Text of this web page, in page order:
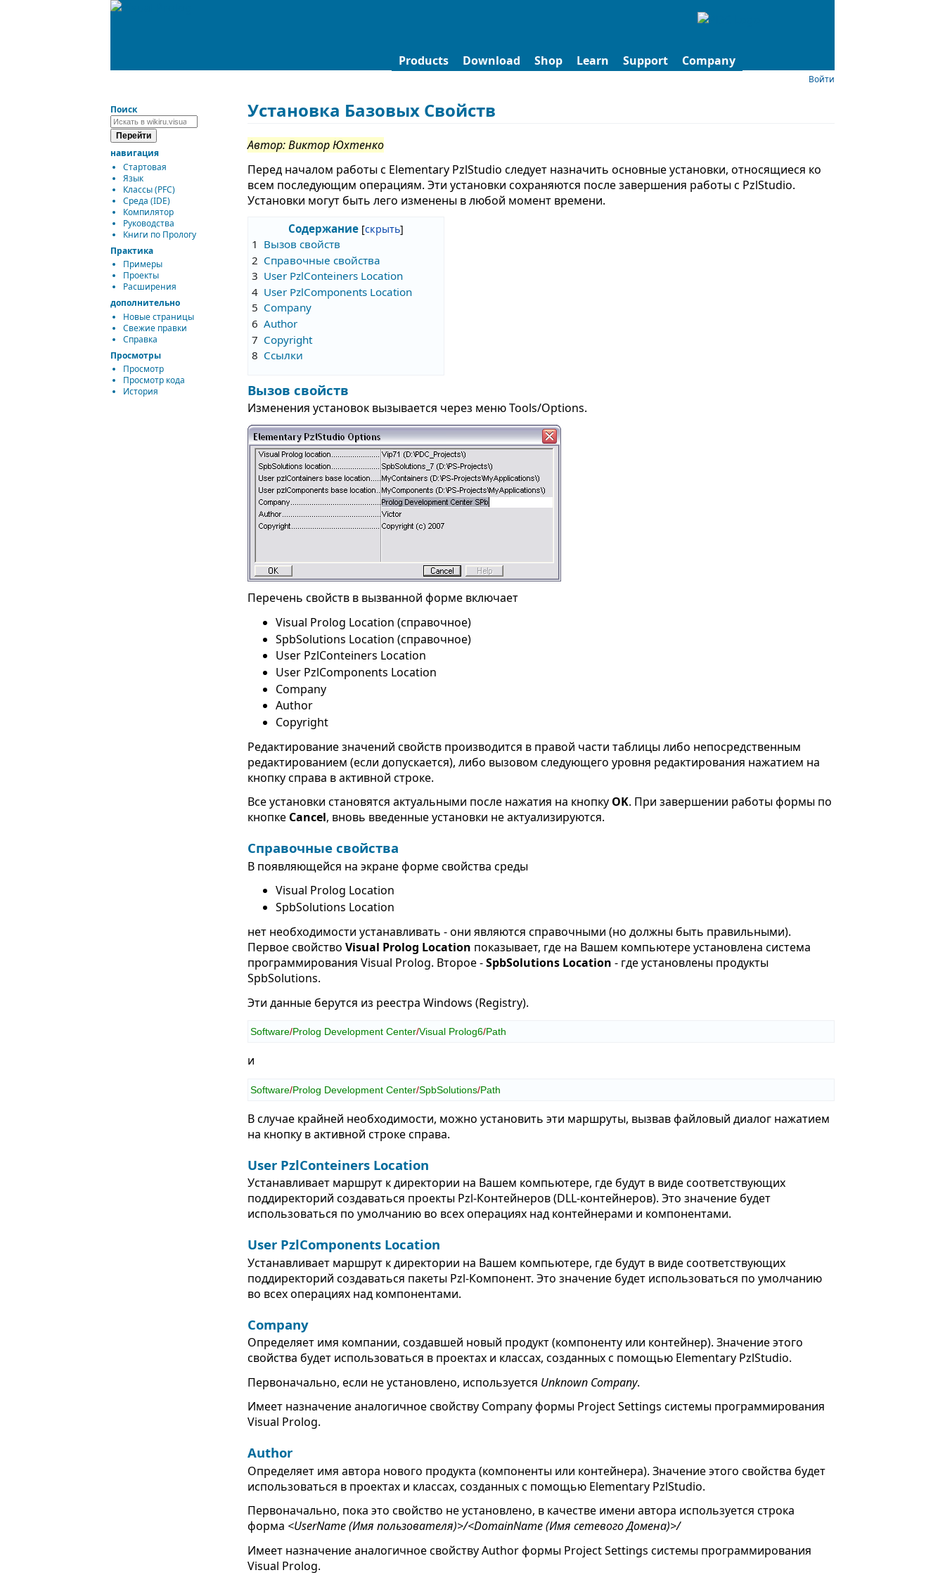
Products Download Shop Learn Support Company
Установка Базовых Свойств
Автор: Виктор Юхтенко
Перед началом работы с Elementary PzlStudio следует назначить основные установки, относящиеся ко
всем последующим операциям. Эти установки сохраняются после завершения работы с PzlStudio.
Установки могут быть лего изменены в любой момент времени.
Содержание
1 Вызов свойств
2 Справочные свойства
3 User PzlConteiners Location
4 User PzlComponents Location
5 Company
6 Author
7 Copyright
8 Ссылки
Вызов свойств
Изменения установок вызывается через меню Tools/Options.
Перечень свойств в вызванной форме включает
Visual Prolog Location (справочное)
SpbSolutions Location (справочное)
User PzlConteiners Location
User PzlComponents Location
Company
Author
Copyright
Редактирование значений свойств производится в правой части таблицы либо непосредственным
редактированием (если допускается), либо вызовом следующего уровня редактирования нажатием на
кнопку справа в активной строке.
Все установки становятся актуальными после нажатия на кнопку OK. При завершении работы формы по
кнопке Cancel, вновь введенные установки не актуализируются.
Справочные свойства
В появляющейся на экране форме свойства среды
Visual Prolog Location
SpbSolutions Location
нет необходимости устанавливать - они являются справочными (но должны быть правильными).
Первое свойствоVisual Prolog Location показывает, где на Вашем компьютере установлена система
программирования Visual Prolog. Второе -SpbSolutions Location - где установлены продукты
SpbSolutions.
Эти данные берутся из реестра Windows (Registry).
Software/Prolog Development Center/Visual Prolog6/Path
и
Software/Prolog Development Center/SpbSolutions/Path
В случае крайней необходимости, можно установить эти маршруты, вызвав файловый диалог нажатием
на кнопку в активной строке справа.
User PzlConteiners Location
Устанавливает маршрут к директории на Вашем компьютере, где будут в виде соответствующих
поддиректорий создаваться проекты Pzl-Контейнеров (DLL-контейнеров). Это значение будет
использоваться по умолчанию во всех операциях над контейнерами и компонентами.
User PzlComponents Location
Устанавливает маршрут к директории на Вашем компьютере, где будут в виде соответствующих
поддиректорий создаваться пакеты Pzl-Компонент. Это значение будет использоваться по умолчанию
во всех операциях над компонентами.
Company
Определяет имя компании, создавшей новый продукт (компоненту или контейнер). Значение этого
свойства будет использоваться в проектах и классах, созданных с помощью Elementary PzlStudio.
Первоначально, если не установлено, используется Unknown Company.
Имеет назначение аналогичное свойству Company формы Project Settings системы программирования
Visual Prolog.
Author
Определяет имя автора нового продукта (компоненты или контейнера). Значение этого свойства будет
использоваться в проектах и классах, созданных с помощью Elementary PzlStudio.
Первоначально, пока это свойство не установлено, в качестве имени автора используется строка
форма <UserName (Имя пользователя)>/<DomainName (Имя сетевого Домена)>/
Имеет назначение аналогичное свойству Author формы Project Settings системы программирования
Visual Prolog.
Поиск
навигация
Стартовая
Язык
Классы (PFC)
Среда (IDE)
Компилятор
Руководства
Книги по Прологу
Практика
Примеры
Проекты
Расширения
дополнительно
Новые страницы
Свежие правки
Справка
Войти
Просмотры
Просмотр
Просмотр кода
История